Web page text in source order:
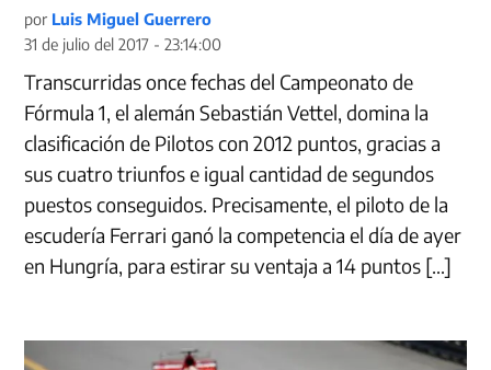
por Luis Miguel Guerrero
31 de julio del 2017 - 23:14:00
Transcurridas once fechas del Campeonato de
Fórmula 1, el alemán Sebastián Vettel, domina la
clasificación de Pilotos con 2012 puntos, gracias a
sus cuatro triunfos e igual cantidad de segundos
puestos conseguidos. Precisamente, el piloto de la
escudería Ferrari ganó la competencia el día de ayer
en Hungría, para estirar su ventaja a 14 puntos […]